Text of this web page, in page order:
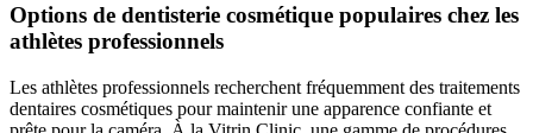
Options de dentisterie cosmétique populaires chez les
athlètes professionnels
Les athlètes professionnels recherchent fréquemment des traitements
dentaires cosmétiques pour maintenir une apparence confiante et